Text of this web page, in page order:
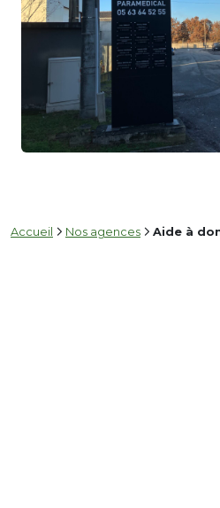
Accueil Nos agences Aide à